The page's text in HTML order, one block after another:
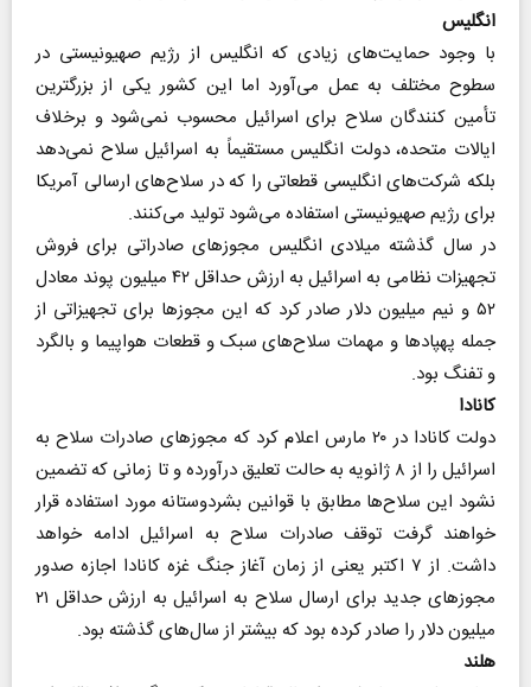
انگلیس
با وجود حمایت‌های زیادی که انگلیس از رژیم صهیونیستی در
سطوح مختلف به عمل می‌آورد اما این کشور یکی از بزرگترین
تأمین کنندگان سلاح برای اسرائیل محسوب نمی‌شود و برخلاف
ایالات متحده، دولت انگلیس مستقیماً به اسرائیل سلاح نمی‌دهد
بلکه شرکت‌های انگلیسی قطعاتی را که در سلاح‌های ارسالی آمریکا
برای رژیم صهیونیستی استفاده می‌شود تولید می‌کنند.
در سال گذشته میلادی انگلیس مجوزهای صادراتی برای فروش
تجهیزات نظامی به اسرائیل به ارزش حداقل ۴۲ میلیون پوند معادل
۵۲ و نیم میلیون دلار صادر کرد که این مجوزها برای تجهیزاتی از
جمله پهپادها و مهمات سلاح‌های سبک و قطعات هواپیما و بالگرد
و تفنگ بود.
کانادا
دولت کانادا در ۲۰ مارس اعلام کرد که مجوزهای صادرات سلاح به
اسرائیل را از ۸ ژانویه به حالت تعلیق درآورده و تا زمانی که تضمین
نشود این سلاح‌ها مطابق با قوانین بشردوستانه مورد استفاده قرار
خواهند گرفت توقف صادرات سلاح به اسرائیل ادامه خواهد
داشت. از ۷ اکتبر یعنی از زمان آغاز جنگ غزه کانادا اجازه صدور
مجوزهای جدید برای ارسال سلاح به اسرائیل به ارزش حداقل ۲۱
میلیون دلار را صادر کرده بود که بیشتر از سال‌های گذشته بود.
هلند